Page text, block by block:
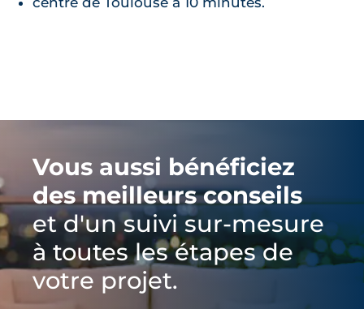
Vous aussi bénéficiez
des meilleurs conseils
et d'un suivi sur-mesure
à toutes les étapes de
votre projet.